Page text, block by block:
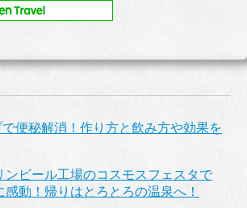
便秘解消！作り方と飲み方や効果を
ンビール工場のコスモスフェスタで
動！帰りはとろとろの温泉へ！